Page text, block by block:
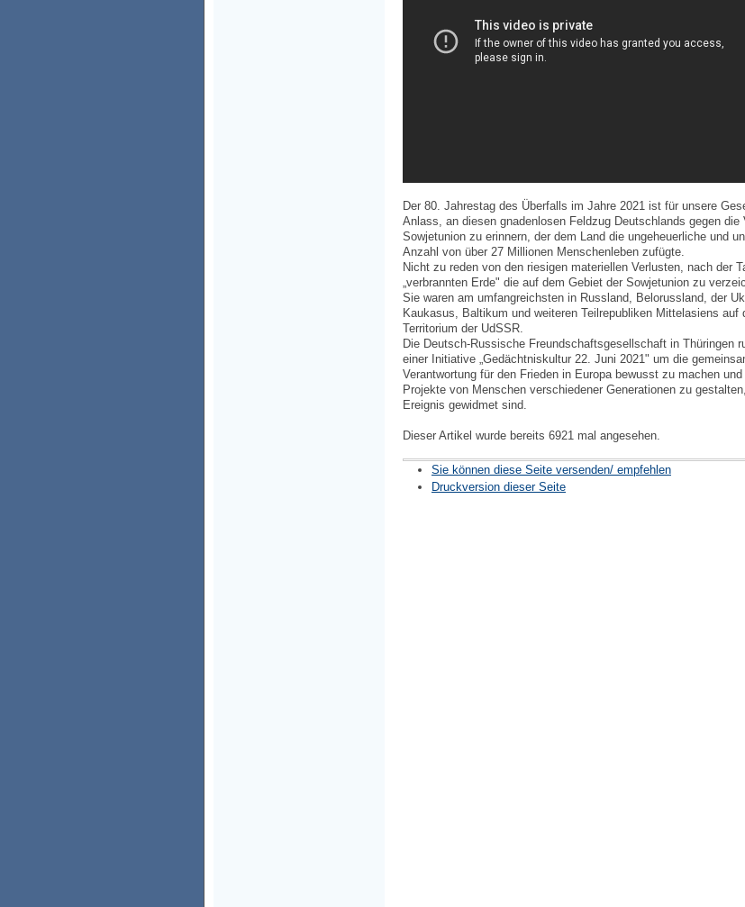
Der 80. Jahrestag des Überfalls im Jahre 2021 ist für unsere
Anlass, an diesen gnadenlosen Feldzug Deutschlands gegen die
Sowjetunion zu erinnern, der dem Land die ungeheuerliche und
Anzahl von über 27 Millionen Menschenleben zufügte.
Nicht zu reden von den riesigen materiellen Verlusten, nach der
„verbrannten Erde" die auf dem Gebiet der Sowjetunion zu
Sie waren am umfangreichsten in Russland, Belorussland, der
Kaukasus, Baltikum und weiteren Teilrepubliken Mittelasiens auf
Territorium der UdSSR.
Die Deutsch-Russische Freundschaftsgesellschaft in Thüringen
einer Initiative „Gedächtniskultur 22. Juni 2021" um die
Verantwortung für den Frieden in Europa bewusst zu machen
Projekte von Menschen verschiedener Generationen zu
Ereignis gewidmet sind.
Dieser Artikel wurde bereits 6921 mal angesehen.
Sie können diese Seite versenden/ empfehlen
Druckversion dieser Seite